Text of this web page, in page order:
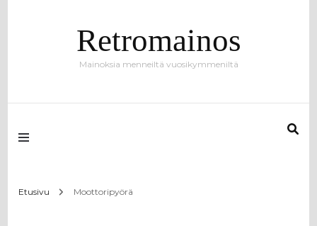
Retromainos
Mainoksia menneiltä vuosikymmeniltä
Etusivu Moottoripyörä